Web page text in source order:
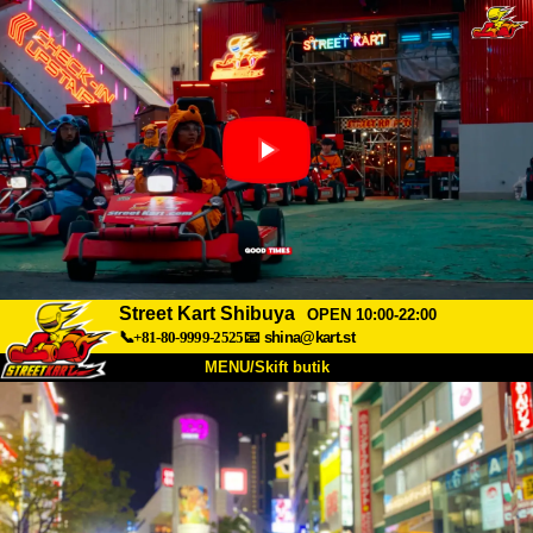
Street Kart Shibuya
OPEN 10:00-22:00
📞+81-80-9999-2525📧 shina@kart.st
MENU/Skift butik
TOP
Om Specifikationer Pris
Adgang Stemme FAQ